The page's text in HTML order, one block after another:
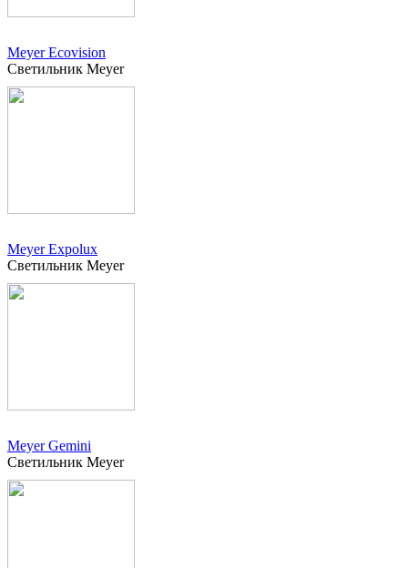
Meyer Ecovision
Светильник Meyer
Meyer Expolux
Светильник Meyer
Meyer Gemini
Светильник Meyer